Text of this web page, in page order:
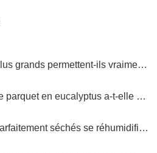
Les séchoirs à placage plus grands permettent-ils vraiment d'économiser de l'argent ?
Pourquoi la production de parquet en eucalyptus a-t-elle besoin d'un séchoir à placages ?
Pourquoi vos placages parfaitement séchés se réhumidifient-ils ?